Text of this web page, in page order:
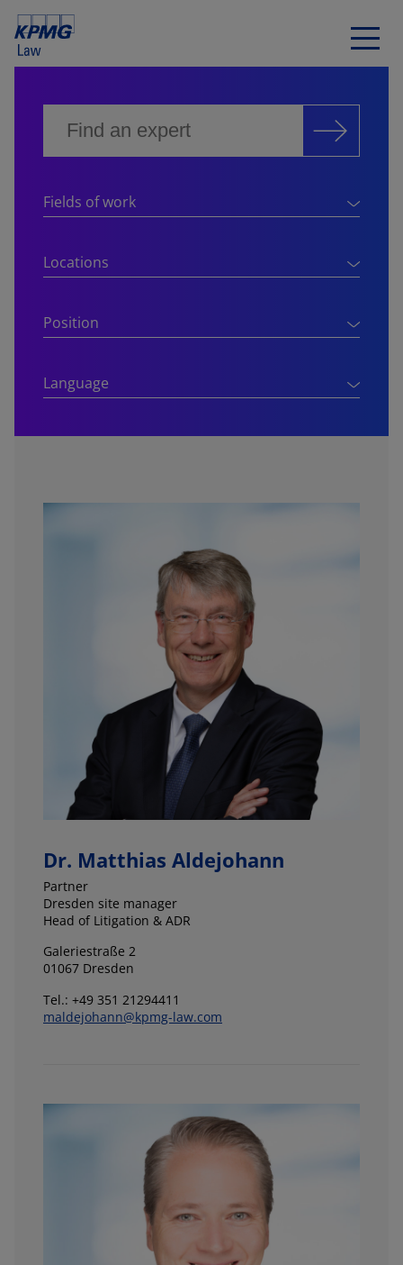
Fields of work
Locations
Position
Language
Dr. Matthias Aldejohann
Partner
Dresden site manager
Head of Litigation & ADR
Galeriestraße 2
01067 Dresden
Tel.: +49 351 21294411
maldejohann@kpmg-law.com